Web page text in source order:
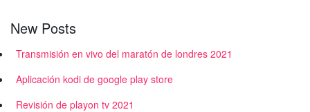
New Posts
Transmisión en vivo del maratón de londres 2021
Aplicación kodi de google play store
Revisión de playon tv 2021